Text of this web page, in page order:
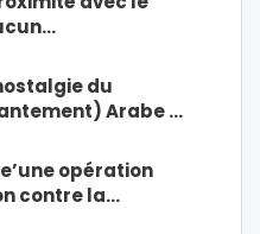
du
Arabe …
opération
contre la…